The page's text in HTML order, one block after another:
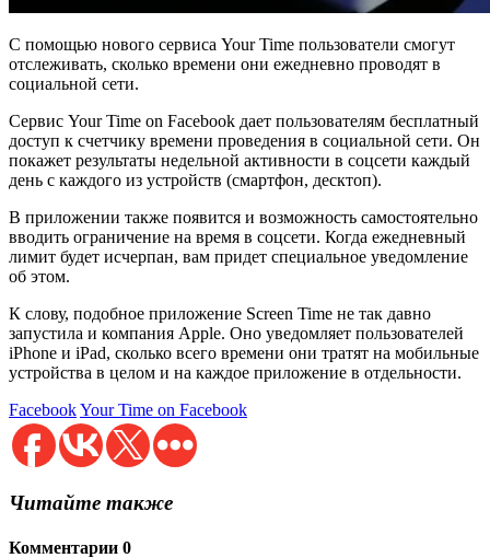
С помощью нового сервиса Your Time пользователи смогут
отслеживать, сколько времени они ежедневно проводят в
социальной сети.
Сервис Your Time on Facebook дает пользователям бесплатный
доступ к счетчику времени проведения в социальной сети. Он
покажет результаты недельной активности в соцсети каждый
день с каждого из устройств (смартфон, десктоп).
В приложении также появится и возможность самостоятельно
вводить ограничение на время в соцсети. Когда ежедневный
лимит будет исчерпан, вам придет специальное уведомление
об этом.
К слову, подобное приложение Screen Time не так давно
запустила и компания Apple. Оно уведомляет пользователей
iPhone и iPad, сколько всего времени они тратят на мобильные
устройства в целом и на каждое приложение в отдельности.
FacebookYour Time on Facebook
Читайте также
Комментарии 0